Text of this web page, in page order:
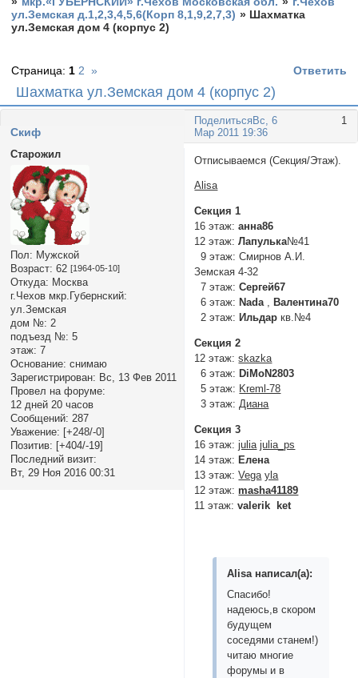
ул.Земская д.1,2,3,4,5,6(Корп 8,1,9,2,7,3) » Шахматка
ул.Земская дом 4 (корпус 2)
Шахматка ул.Земская дом 4 (корпус 2)
Страница: 1 2 » Ответить
Поделиться 1
Вс, 6
Мар 2011 19:36
Cкиф
Старожил
Пол: Мужской
Возраст: 62 [1964-05-10]
Откуда: Москва
г.Чехов мкр.Губернский:
ул.Земская
дом №: 2
подъезд №: 5
этаж: 7
Основание: снимаю
Зарегистрирован: Вс, 13 Фев 2011
Провел на форуме:
12 дней 20 часов
Сообщений: 287
Уважение: [+248/-0]
Позитив: [+404/-19]
Последний визит:
Вт, 29 Ноя 2016 00:31
Отписываемся (Секция/Этаж).
Alisa
Секция 1
16 этаж:анна86
12 этаж:Лапулька№41
9 этаж: Cмирнов А.И.
Земская 4-32
7 этаж:Сергей67
6 этаж: Nada, Валентина70
2 этаж: Ильдар кв.№4
Секция 2
12 этаж:skazka
6 этаж: DiMoN2803
5 этаж: Kreml-78
3 этаж: Диана
Секция 3
16 этаж:julia julia_ps
14 этаж:Елена
13 этаж:Vega yla
12 этаж:masha41189
11 этаж:valerik ket
Alisa написал(а):
Спасибо!
надеюсь,в скором
будущем
соседями станем!)
читаю многие
форумы и в